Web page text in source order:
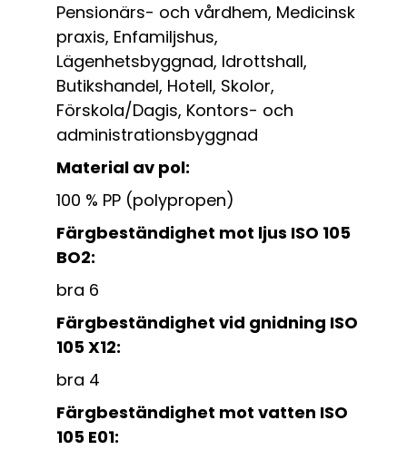
Pensionärs- och vårdhem, Medicinsk
praxis, Enfamiljshus,
Lägenhetsbyggnad, Idrottshall,
Butikshandel, Hotell, Skolor,
Förskola/Dagis, Kontors- och
administrationsbyggnad
Material av pol:
100 % PP (polypropen)
Färgbeständighet mot ljus ISO 105
BO2:
bra 6
Färgbeständighet vid gnidning ISO
105 X12:
bra 4
Färgbeständighet mot vatten ISO
105 E01: